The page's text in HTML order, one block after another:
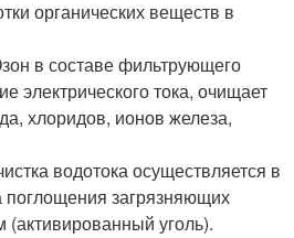
органических веществ в
в составе фильтрующего
электрического тока, очищает
хлоридов, ионов железа,
водотока осуществляется в
поглощения загрязняющих
уголь).